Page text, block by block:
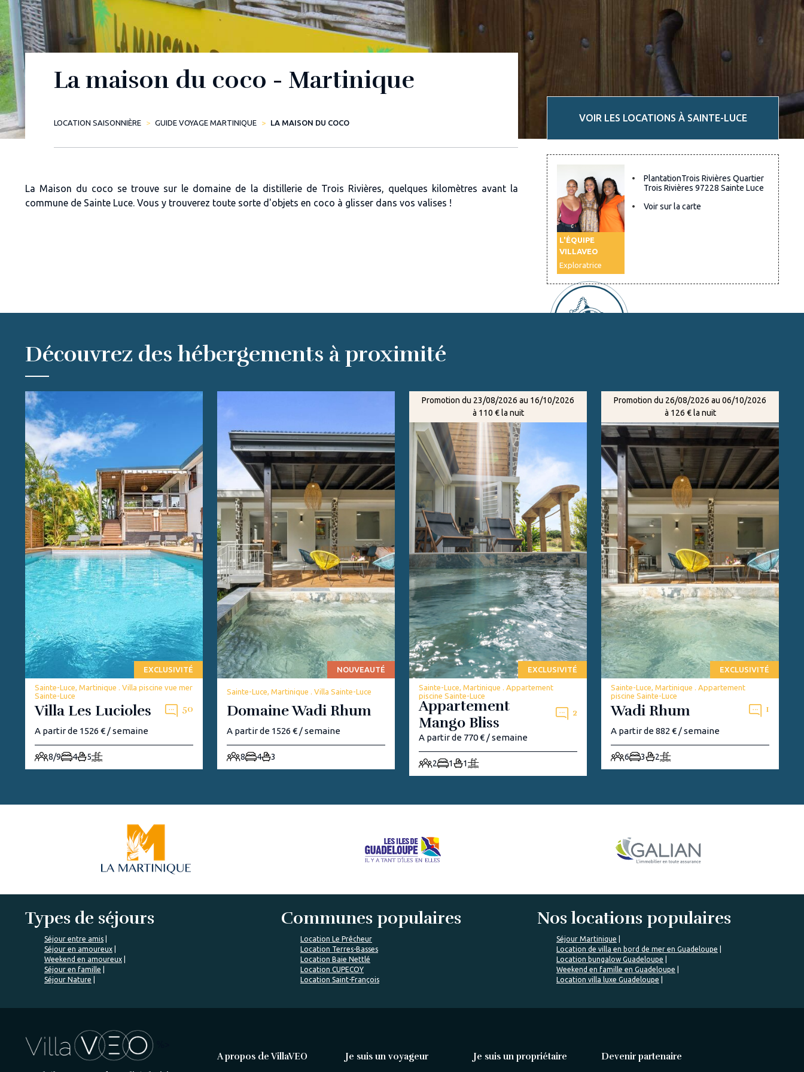
La maison du coco - Martinique
LOCATION SAISONNIÈRE GUIDE VOYAGE MARTINIQUE LA MAISON DU COCO
La Maison du coco se trouve sur le domaine de la distillerie de Trois Rivières, quelques kilomètres avant la
commune de Sainte Luce. Vous y trouverez toute sorte d'objets en coco à glisser dans vos valises !
VOIR LES LOCATIONS À SAINTE-LUCE
L'ÉQUIPE
VILLAVEO
Exploratrice
PlantationTrois Rivières Quartier
Trois Rivières 97228 Sainte Luce
Voir sur la carte
Découvrez des hébergements à proximité
EXCLUSIVITÉ
Sainte-Luce, Martinique . Villa piscine vue mer
Sainte-Luce
Villa Les Lucioles 50
A partir de 1526 € / semaine
8/9 4 5
NOUVEAUTÉ
Sainte-Luce, Martinique . Villa Sainte-Luce
Domaine Wadi Rhum
A partir de 1526 € / semaine
8 4 3
Promotion du 23/08/2026 au 16/10/2026
à 110 € la nuit
EXCLUSIVITÉ
Sainte-Luce, Martinique . Appartement
piscine Sainte-Luce
Appartement
Mango Bliss
2
A partir de 770 € / semaine
2 1 1
Promotion du 26/08/2026 au 06/10/2026
à 126 € la nuit
EXCLUSIVITÉ
Sainte-Luce, Martinique . Appartement
piscine Sainte-Luce
Wadi Rhum 1
A partir de 882 € / semaine
6 3 2
Types de séjours
Séjour entre amis
Séjour en amoureux
Weekend en amoureux
Séjour en famille
Séjour Nature
Communes populaires
Location Le Prêcheur
Location Terres-Basses
Location Baie Nettlé
Location CUPECOY
Location Saint-François
Nos locations populaires
Séjour Martinique
Location de villa en bord de mer en Guadeloupe
Location bungalow Guadeloupe
Weekend en famille en Guadeloupe
Location villa luxe Guadeloupe
A propos de VillaVEO Je suis un voyageur Je suis un propriétaire Devenir partenaire